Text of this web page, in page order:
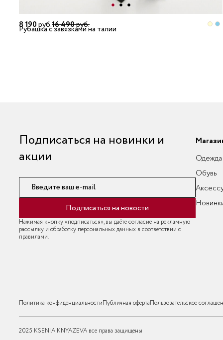
8 190руб.16 490руб.
Рубашка с завязками на талии
Подписаться на новинки и
акции
Введите ваш e-mail
Подписаться на новости
Нажимая кнопку «подписаться», вы даёте согласие на рекламную
рассылку и обработку персональных данных в соответствии с
правилами.
Одежда
Обувь
Политика конфиденциальностиПубличная офертаПользовательское
2025 KSENIA KNYAZEVA все права защищены